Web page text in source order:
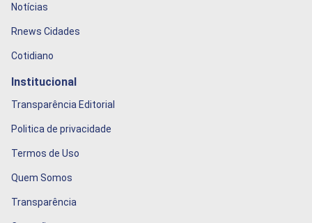
Notícias
Rnews Cidades
Cotidiano
Institucional
Transparência Editorial
Politica de privacidade
Termos de Uso
Quem Somos
Transparência